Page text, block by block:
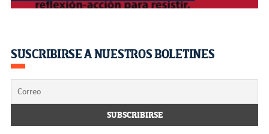
SUSCRIBIRSE A NUESTROS BOLETINES